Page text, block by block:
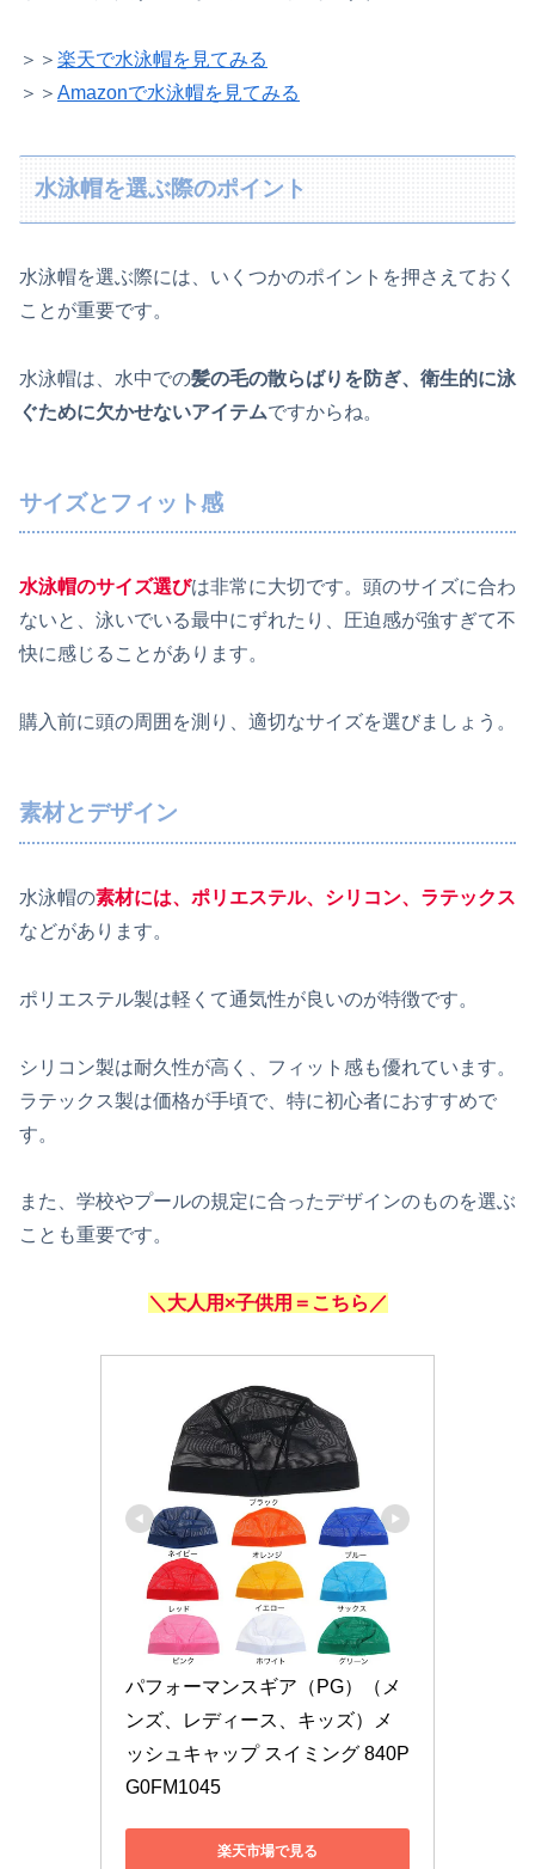
＞＞ 楽天で水泳帽を見てみる
＞＞ Amazonで水泳帽を見てみる
水泳帽を選ぶ際のポイント
水泳帽を選ぶ際には、いくつかのポイントを押さえておく
ことが重要です。
水泳帽は、水中での髪の毛の散らばりを防ぎ、衛生的に泳
ぐために欠かせないアイテムですからね。
サイズとフィット感
水泳帽のサイズ選びは非常に大切です。頭のサイズに合わ
ないと、泳いでいる最中にずれたり、圧迫感が強すぎて不
快に感じることがあります。
購入前に頭の周囲を測り、適切なサイズを選びましょう。
素材とデザイン
水泳帽の素材には、ポリエステル、シリコン、ラテックス
などがあります。
ポリエステル製は軽くて通気性が良いのが特徴です。
シリコン製は耐久性が高く、フィット感も優れています。
ラテックス製は価格が手頃で、特に初心者におすすめで
す。
また、学校やプールの規定に合ったデザインのものを選ぶ
ことも重要です。
＼大人用×子供用＝こちら／
パフォーマンスギア（PG）（メ
ンズ、レディース、キッズ）メ
ッシュキャップ スイミング 840P
G0FM1045
楽天市場で見る